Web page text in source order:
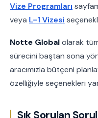
Vize Programları
veya L-1 Vizesi
Notte Globalolarak
sürecini baştan sona
aracımızla bütçeni
özelliğiyle seçenekleri
Sık Sorulan